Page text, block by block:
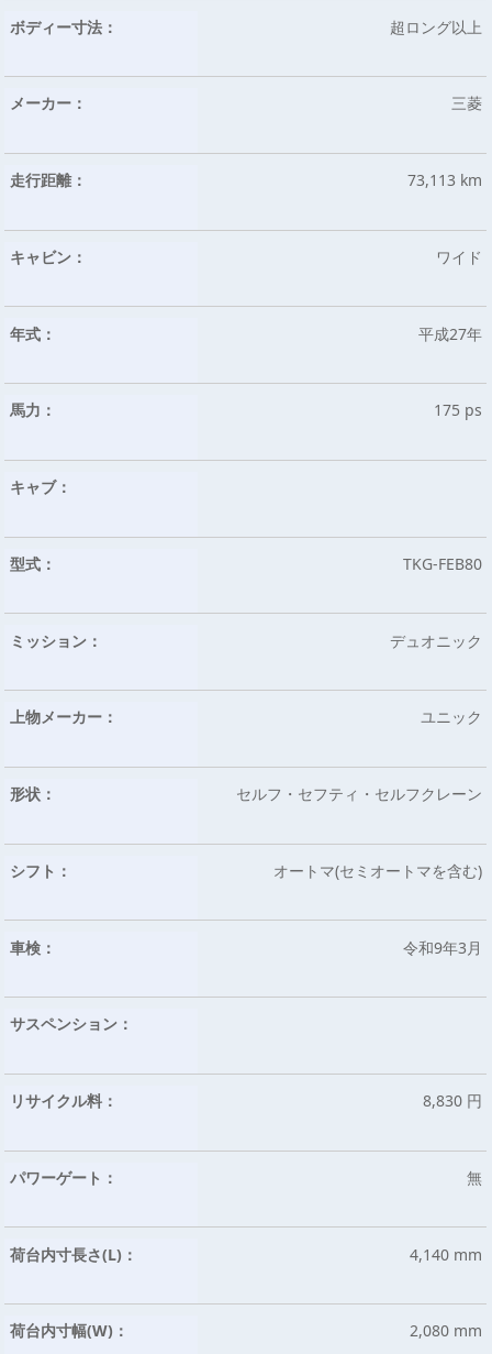
ボディー寸法： 超ロング以上
メーカー： 三菱
走行距離： 73,113 km
キャビン： ワイド
年式： 平成27年
馬力： 175 ps
キャブ：
型式： TKG-FEB80
ミッション： デュオニック
上物メーカー： ユニック
形状： セルフ・セフティ・セルフクレーン
シフト： オートマ(セミオートマを含む)
車検： 令和9年3月
サスペンション：
リサイクル料： 8,830 円
パワーゲート： 無
荷台内寸長さ(L)： 4,140 mm
荷台内寸幅(W)： 2,080 mm